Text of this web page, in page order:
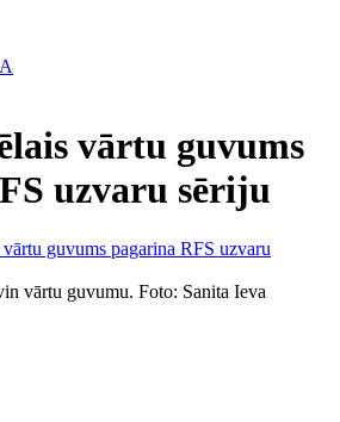
vārtu guvums
uzvaru sēriju
vārtu guvumu. Foto: Sanita Ieva